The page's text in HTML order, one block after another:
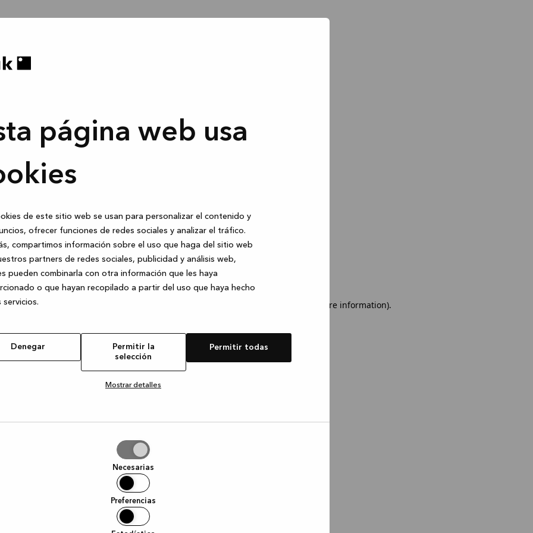
página web usa
de este sitio web se usan para personalizar el contenido y
ofrecer funciones de redes sociales y analizar el tráfico.
compartimos información sobre el uso que haga del sitio web
partners de redes sociales, publicidad y análisis web,
pueden combinarla con otra información que les haya
o que hayan recopilado a partir del uso que haya hecho
servicios.
Denegar
Permitir la
selección
Permitir todas
Mostrar detalles
Necesarias
Preferencias
has occurred (see the browser console for more information).